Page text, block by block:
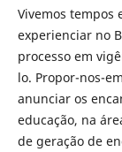
Vivemos tempos
experienciar no
processo em
lo. Propor-nos-
anunciar os
educação, na
de geração de